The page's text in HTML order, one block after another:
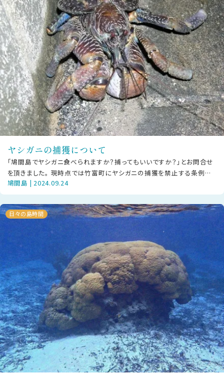
ヤシガニの捕獲について
「鳩間島でヤシガニ食べられますか？捕ってもいいですか？」とお問合せ
を頂きました。 現時点では竹富町にヤシガニの捕獲を禁止する条例は
ありません（近隣の石垣市に
鳩間島 | 2024.09.24
日々の島時間